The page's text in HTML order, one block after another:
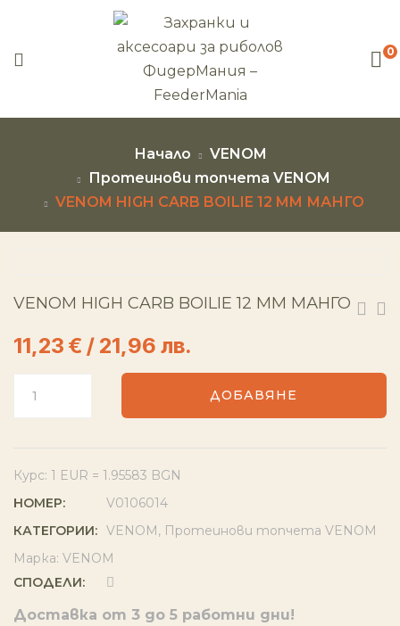
0
Начало
VENOM
Протеинови топчета VENOM
VENOM HIGH CARB BOILIE 12 MM МАНГО
VENOM HIGH CARB BOILIE 12 MM МАНГО
11,23 € / 21,96 лв.
ДОБАВЯНЕ
Курс: 1 EUR = 1.95583 BGN
НОМЕР:
V0106014
КАТЕГОРИИ: VENOM, Протеинови топчета VENOM
Марка: VENOM
СПОДЕЛИ:
Доставка от 3 до 5 работни дни!